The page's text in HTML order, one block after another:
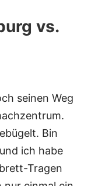
vs.
seinen Weg
Bin
ich habe
Tragen